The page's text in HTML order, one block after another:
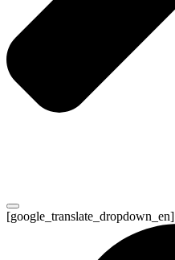
[google_translate_dropdown_en]